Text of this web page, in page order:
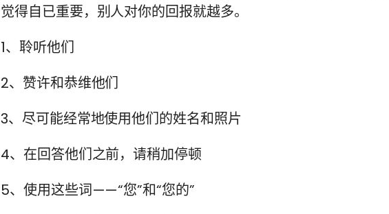
觉得自已重要，别人对你的回报就越多。
1、聆听他们
2、赞许和恭维他们
3、尽可能经常地使用他们的姓名和照片
4、在回答他们之前，请稍加停顿
5、使用这些词——“您”和“您的”